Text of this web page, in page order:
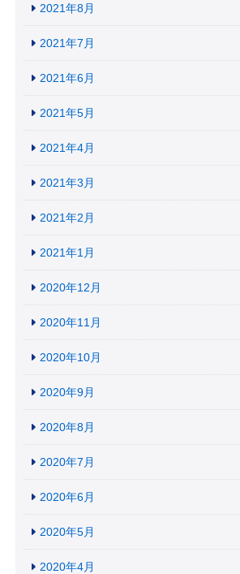
2021年8月
2021年7月
2021年6月
2021年5月
2021年4月
2021年3月
2021年2月
2021年1月
2020年12月
2020年11月
2020年10月
2020年9月
2020年8月
2020年7月
2020年6月
2020年5月
2020年4月